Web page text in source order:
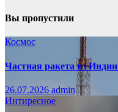
Вы пропустили
Космос
Частная ракета из
26.07.2026 admin
Интиресное